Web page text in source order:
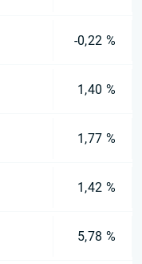
-0,22 %
1,40 %
1,77 %
1,42 %
5,78 %